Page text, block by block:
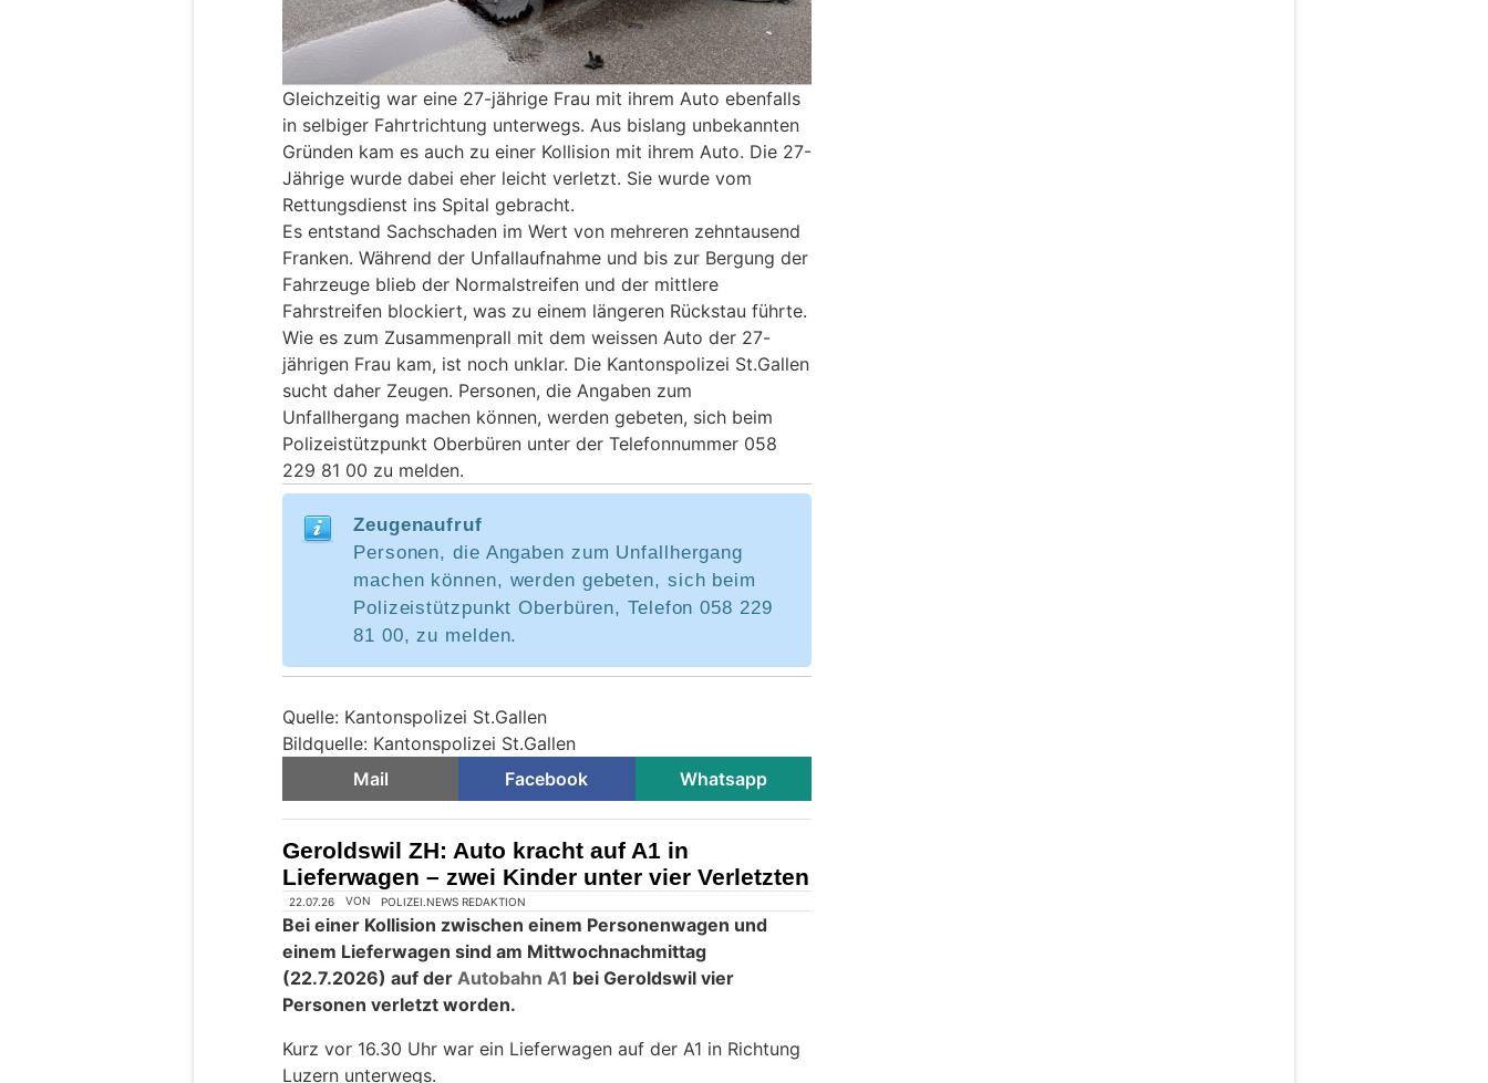
Gleichzeitig war eine 27-jährige Frau mit ihrem Auto ebenfalls
in selbiger Fahrtrichtung unterwegs. Aus bislang unbekannten
Gründen kam es auch zu einer Kollision mit ihrem Auto. Die 27-
Jährige wurde dabei eher leicht verletzt. Sie wurde vom
Rettungsdienst ins Spital gebracht.
Es entstand Sachschaden im Wert von mehreren zehntausend
Franken. Während der Unfallaufnahme und bis zur Bergung der
Fahrzeuge blieb der Normalstreifen und der mittlere
Fahrstreifen blockiert, was zu einem längeren Rückstau führte.
Wie es zum Zusammenprall mit dem weissen Auto der 27-
jährigen Frau kam, ist noch unklar. Die Kantonspolizei St.Gallen
sucht daher Zeugen. Personen, die Angaben zum
Unfallhergang machen können, werden gebeten, sich beim
Polizeistützpunkt Oberbüren unter der Telefonnummer 058
229 81 00 zu melden.
Zeugenaufruf
Personen, die Angaben zum Unfallhergang
machen können, werden gebeten, sich beim
Polizeistützpunkt Oberbüren, Telefon 058 229
81 00, zu melden.
Quelle: Kantonspolizei St.Gallen
Bildquelle: Kantonspolizei St.Gallen
Mail
Facebook Whatsapp
Geroldswil ZH: Auto kracht auf A1 in
Lieferwagen – zwei Kinder unter vier Verletzten